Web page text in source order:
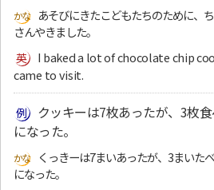
あそびにきたこどもたちのために、
さんやきました。
I baked a lot of chocolate chip
came to visit.
クッキーは7枚あったが、3枚
になった。
くっきーは7まいあったが、3まいた
になった。